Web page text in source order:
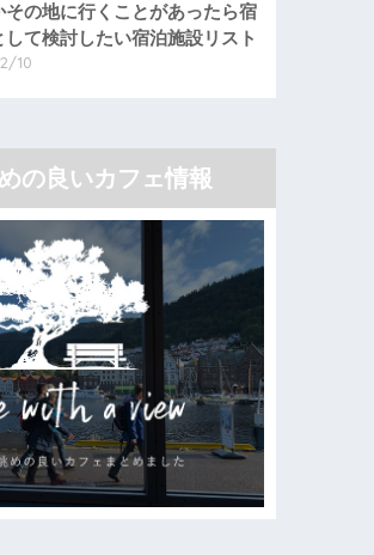
その地に行くことがあったら宿
して検討したい宿泊施設リスト
10
の良いカフェ情報